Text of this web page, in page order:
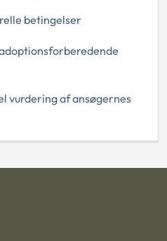
betingelser
vurdering af ansøgernes